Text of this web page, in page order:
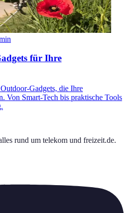
für Ihre
Gadgets, die Ihre
Von Smart-Tech bis praktische Tools
rund um telekom und freizeit.de.